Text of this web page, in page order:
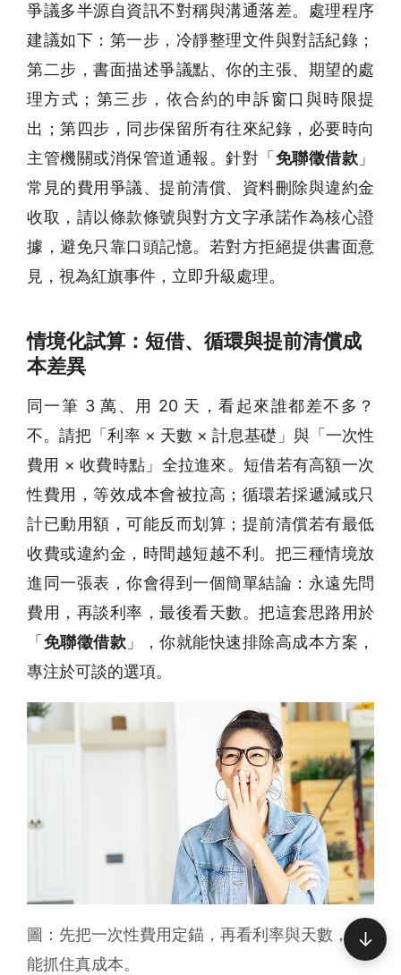
爭議多半源自資訊不對稱與溝通落差。處理程序
建議如下：第一步，冷靜整理文件與對話紀錄；
第二步，書面描述爭議點、你的主張、期望的處
理方式；第三步，依合約的申訴窗口與時限提
出；第四步，同步保留所有往來紀錄，必要時向
主管機關或消保管道通報。針對「 免聯徵借款 」
常見的費用爭議、提前清償、資料刪除與違約金
收取，請以條款條號與對方文字承諾作為核心證
據，避免只靠口頭記憶。若對方拒絕提供書面意
見，視為紅旗事件，立即升級處理。
情境化試算：短借、循環與提前清償成
本差異
同一筆 3 萬、用 20 天，看起來誰都差不多？
不。請把「利率 × 天數 × 計息基礎」與「一次性
費用 × 收費時點」全拉進來。短借若有高額一次
性費用，等效成本會被拉高；循環若採遞減或只
計已動用額，可能反而划算；提前清償若有最低
收費或違約金，時間越短越不利。把三種情境放
進同一張表，你會得到一個簡單結論：永遠先問
費用，再談利率，最後看天數。把這套思路用於
「 免聯徵借款 」，你就能快速排除高成本方案，
專注於可談的選項。
圖：先把一次性費用定錨，再看利率與天數，才
能抓住真成本。
↓